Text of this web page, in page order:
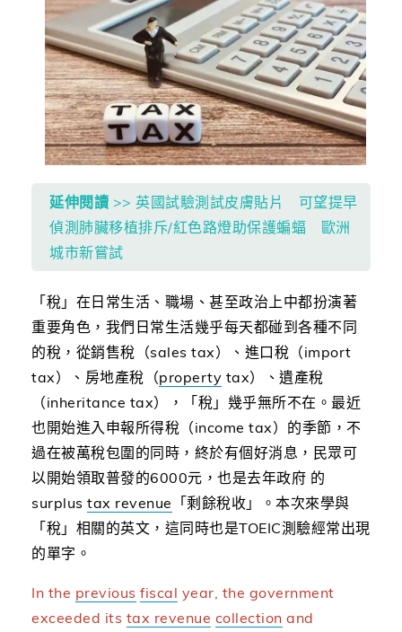
延伸閱讀 >> 英國試驗測試皮膚貼片 可望提早
偵測肺臟移植排斥/紅色路燈助保護蝙蝠 歐洲
城市新嘗試
「稅」在日常生活、職場、甚至政治上中都扮演著
重要角色，我們日常生活幾乎每天都碰到各種不同
的稅，從銷售稅（sales tax）、進口稅（import
tax）、房地產稅（property tax）、遺產稅
（inheritance tax），「稅」幾乎無所不在。最近
也開始進入申報所得稅（income tax）的季節，不
過在被萬稅包圍的同時，終於有個好消息，民眾可
以開始領取普發的6000元，也是去年政府 的
surplus tax revenue 「剩餘稅收」。本次來學與
「稅」相關的英文，這同時也是TOEIC測驗經常出現
的單字。
In the previous fiscal year, the government
exceeded its tax revenue collection and